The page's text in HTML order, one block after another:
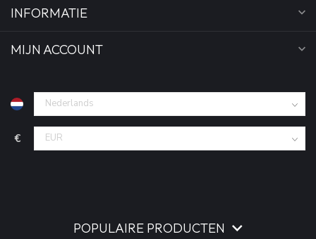
INFORMATIE
MIJN ACCOUNT
€
POPULAIRE PRODUCTEN